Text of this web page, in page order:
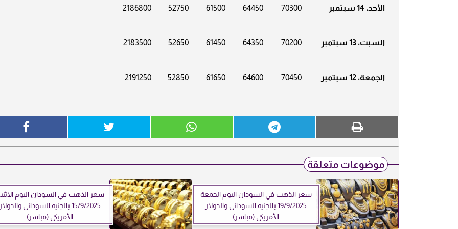
الأحد، 14 سبتمبر 70300
64450
61500
52750
2186800
السبت، 13 سبتمبر 70200
64350
61450
52650
2183500
الجمعة، 12 سبتمبر 70450
64600
61650
52850
2191250
موضوعات متعلقة
سعر الذهب في السودان اليوم الجمعة
19/9/2025 بالجنيه السوداني والدولار
الأمريكي (مباشر)
سعر الذهب في السودان اليوم
15/9/2025 بالجنيه السوداني
الأمريكي (مباشر)